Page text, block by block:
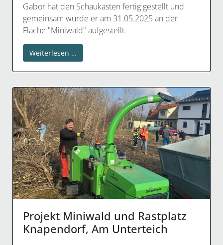
Gabor hat den Schaukasten fertig gestellt und
gemeinsam wurde er am 31.05.2025 an der
Fläche "Miniwald" aufgestellt.
Weiterlesen …
Projekt Miniwald und Rastplatz
Knapendorf, Am Unterteich